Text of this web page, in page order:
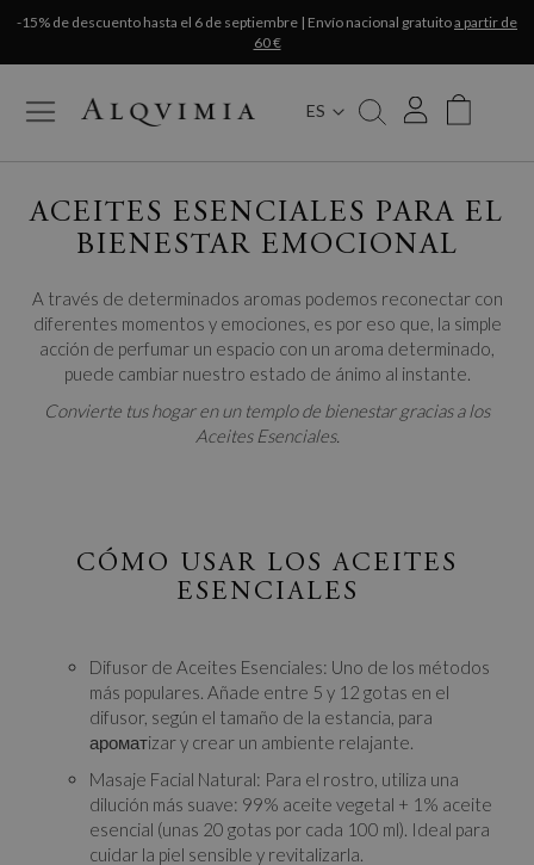
-15% de descuento hasta el 6 de septiembre | Envío nacional gratuitoa partir de
60 €
ES
My Cart
ACEITES ESENCIALES PARA EL
BIENESTAR EMOCIONAL
A través de determinados aromas podemos reconectar con
diferentes momentos y emociones, es por eso que, la simple
acción de perfumar un espacio con un aroma determinado,
puede cambiar nuestro estado de ánimo al instante.
Convierte tus hogar en un templo de bienestar gracias a los
Aceites Esenciales.
CÓMO USAR LOS ACEITES
ESENCIALES
Difusor de Aceites Esenciales: Uno de los métodos
más populares. Añade entre 5 y 12 gotas en el
difusor, según el tamaño de la estancia, para
ароматizar y crear un ambiente relajante.
Masaje Facial Natural: Para el rostro, utiliza una
dilución más suave: 99% aceite vegetal + 1% aceite
esencial (unas 20 gotas por cada 100 ml). Ideal para
cuidar la piel sensible y revitalizarla.